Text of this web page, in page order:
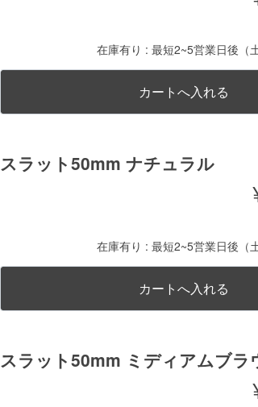
在庫有り : 最短2~5営業日後（
スラット50mm ナチュラル
在庫有り : 最短2~5営業日後（
スラット50mm ミディアムブラ